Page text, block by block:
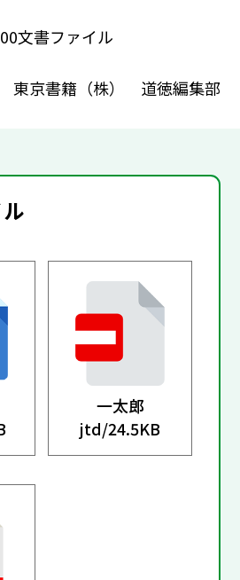
文書ファイル
東京書籍（株） 道徳編集部
一太郎
jtd/24.5KB